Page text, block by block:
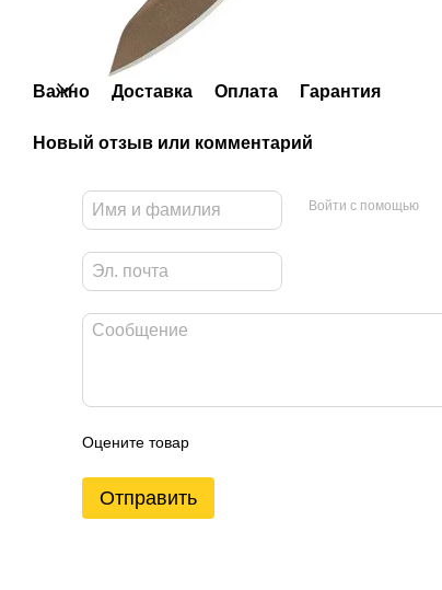
Важно Доставка Оплата Гарантия
Новый отзыв или комментарий
Войти с помощью
Оцените товар
Отправить